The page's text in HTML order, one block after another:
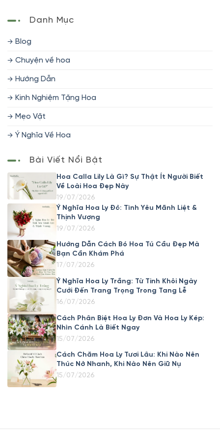
Danh Mục
Blog
Chuyện về hoa
Hướng Dẫn
Kinh Nghiệm Tặng Hoa
Mẹo Vặt
Ý Nghĩa Về Hoa
Bài Viết Nổi Bật
Hoa Calla Lily Là Gì? Sự Thật Ít Người Biết
Về Loài Hoa Đẹp Này
19/07/2026
Ý Nghĩa Hoa Ly Đỏ: Tình Yêu Mãnh Liệt &
Thịnh Vượng
19/07/2026
Hướng Dẫn Cách Bó Hoa Tú Cầu Đẹp Mà
Bạn Cần Khám Phá
17/07/2026
Ý Nghĩa Hoa Ly Trắng: Từ Tinh Khôi Ngày
Cưới Đến Trang Trọng Trong Tang Lễ
16/07/2026
Cách Phân Biệt Hoa Ly Đơn Và Hoa Ly Kép:
Nhìn Cánh Là Biết Ngay
15/07/2026
Cách Chăm Hoa Ly Tươi Lâu: Khi Nào Nên
Thúc Nở Nhanh, Khi Nào Nên Giữ Nụ
15/07/2026